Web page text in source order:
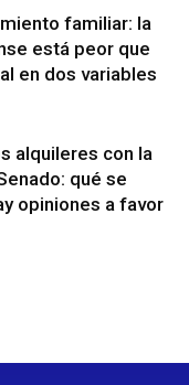
familiar: la
está peor que
en dos variables
alquileres con la
qué se
opiniones a favor